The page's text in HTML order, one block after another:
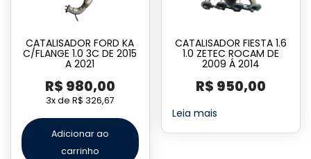
CATALISADOR FORD KA
C/FLANGE 1.0 3C DE 2015
A 2021
R$ 980,00
3x de R$ 326,67
Adicionar ao
carrinho
CATALISADOR FIESTA 1.6
1.0 ZETEC ROCAM DE
2009 Á 2014
R$ 950,00
Leia mais